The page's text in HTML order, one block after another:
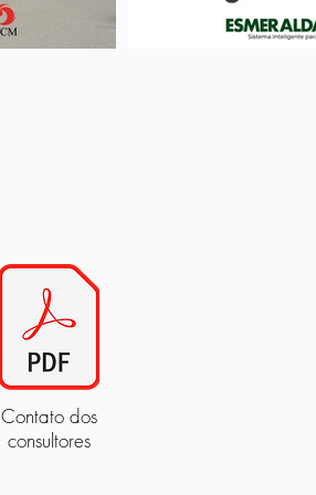
Contato dos
consultores